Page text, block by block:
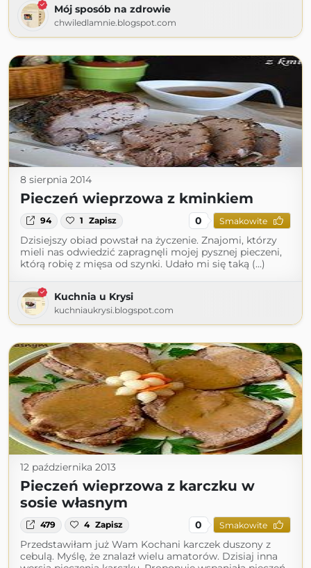
Mój sposób na zdrowie
chwiledlamnie.blogspot.com
8 sierpnia 2014
Pieczeń wieprzowa z kminkiem
94 1 Zapisz 0 Smakowite
Dzisiejszy obiad powstał na życzenie. Znajomi, którzy
mieli nas odwiedzić zapragnęli mojej pysznej pieczeni,
którą robię z mięsa od szynki. Udało mi się taką (...)
Kuchnia u Krysi
kuchniaukrysi.blogspot.com
12 października 2013
Pieczeń wieprzowa z karczku w
sosie własnym
479 4 Zapisz 0 Smakowite
Przedstawiłam już Wam Kochani karczek duszony z
cebulą. Myślę, że znalazł wielu amatorów. Dzisiaj inna